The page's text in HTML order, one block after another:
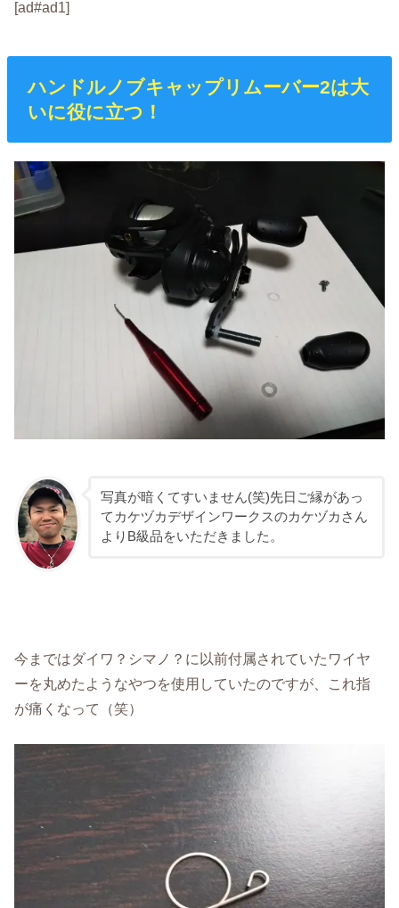
[ad#ad1]
ハンドルノブキャップリムーバー2は大
いに役に立つ！
写真が暗くてすいません(笑)先日ご縁があっ
てカケヅカデザインワークスのカケヅカさん
よりB級品をいただきました。
今まではダイワ？シマノ？に以前付属されていたワイヤ
ーを丸めたようなやつを使用していたのですが、これ指
が痛くなって（笑）